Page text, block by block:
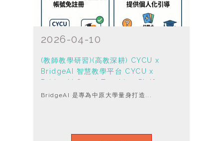
2026-04-10
(教師教學研習)(高教深耕) CYCU x
BridgeAI 智慧教學平台 CYCU x
BridgeAI Smart Teaching Platform
BridgeAI 是專為中原大學量身打造...